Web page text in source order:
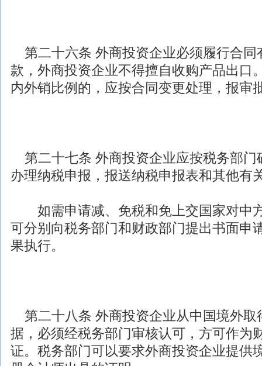
第二十六条 外商投资企业必须履行合同
款， 外商投资企业不得擅自收购产品出口
内外销比例的，应按合同变更处理，报审
第二十七条 外商投资企业应按税务部门
办理纳税申报，报送纳税申报表和其他有
如需申请减、免税和免上交国家对中
可分别向税务部门和财政部门提出书面申
果执行。
第二十八条 外商投资企业从中国境外取
据，必须经税务部门审核认可，方可作为
证。税务部门可以要求外商投资企业提供